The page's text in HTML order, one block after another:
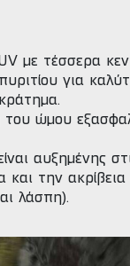
με τέσσερα
για
του ώμου
αυξημένης
την ακρίβεια
λάσπη).